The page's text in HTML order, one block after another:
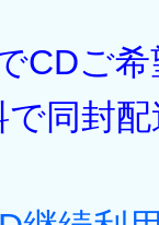
CDご
同封